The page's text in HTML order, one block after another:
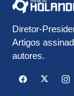
Diretor-
Artigos
autores.